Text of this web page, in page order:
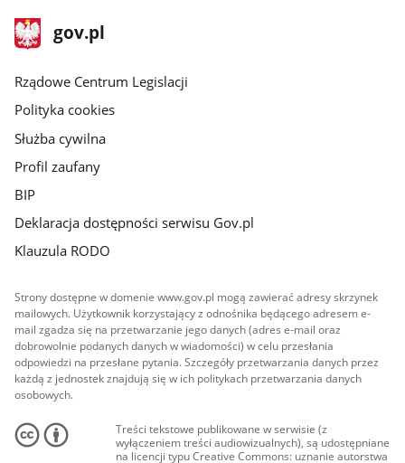
stopka
gov.plStrona
gov.pl
Rządowe Centrum Legislacji
Polityka cookies
Służba cywilna
Profil zaufany
BIP
Deklaracja dostępności serwisu Gov.pl
Klauzula RODO
Strony dostępne w domenie www.gov.pl mogą zawierać adresy skrzynek
mailowych. Użytkownik korzystający z odnośnika będącego adresem e-
mail zgadza się na przetwarzanie jego danych (adres e-mail oraz
dobrowolnie podanych danych w wiadomości) w celu przesłania
odpowiedzi na przesłane pytania. Szczegóły przetwarzania danych przez
każdą z jednostek znajdują się w ich politykach przetwarzania danych
osobowych.
Treści tekstowe publikowane w serwisie (z
wyłączeniem treści audiowizualnych), są udostępniane
na licencji typu Creative Commons: uznanie autorstwa